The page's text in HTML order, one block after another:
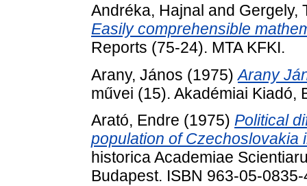
Andréka, Hajnal and Gergely,
Easily comprehensible
Reports (75-24). MTA KFKI.
Arany, János (1975)Arany
művei (15). Akadémiai Kiadó,
Arató, Endre (1975) Political
population of Czechoslovakia
historica Academiae
Budapest. ISBN 963-05-0835-